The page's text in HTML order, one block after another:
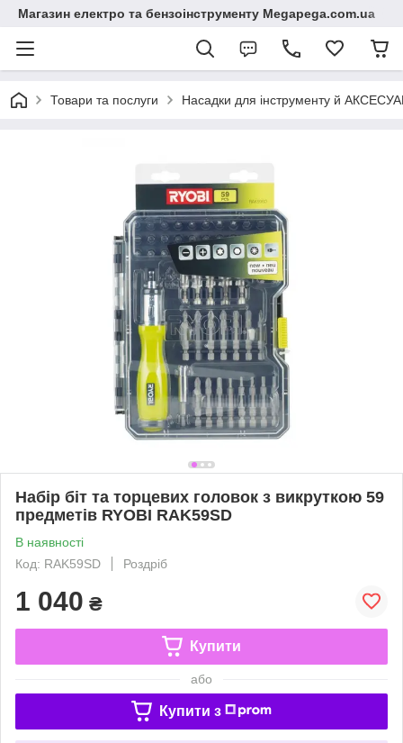
Магазин електро та бензоінструменту Megapega.com.ua
Товари та послуги Насадки для інструменту й
Набір біт та торцевих головок з викруткою 59
предметів RYOBI RAK59SD
В наявності
Код: RAK59SD
Роздріб
1 040 ₴
Купити
або
Купити з